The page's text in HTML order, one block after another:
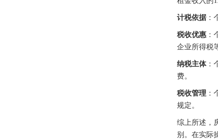
计税依据 ：
税收优惠 ：
企业所得税
纳税主体：
费。
税收管理 ：
规定。
综上所述，
别。在实际